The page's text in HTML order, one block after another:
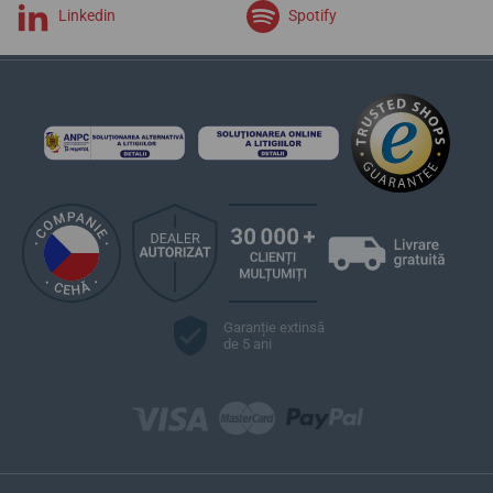
Linkedin Spotify
Garanție extinsă
de 5 ani